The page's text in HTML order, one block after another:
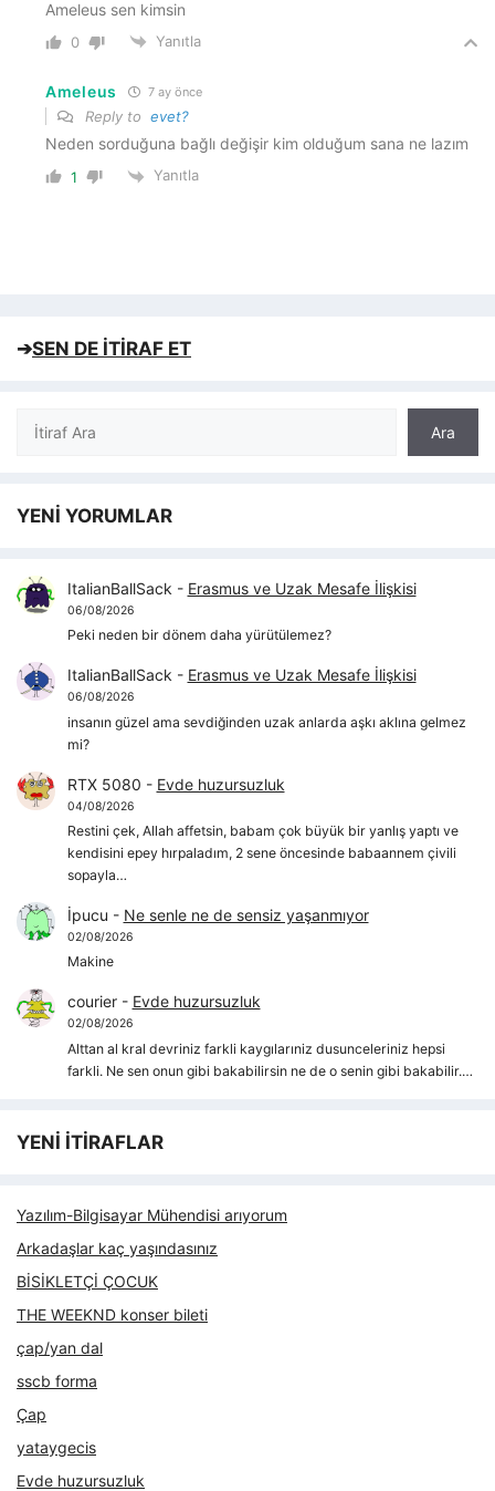
Ameleus sen kimsin
0 Yanıtla
Ameleus 7 ay önce
Reply to evet?
Neden sorduğuna bağlı değişir kim olduğum sana ne lazım
1 Yanıtla
➔SEN DE İTİRAF ET
Ara
Ara
YENİ YORUMLAR
ItalianBallSack - Erasmus ve Uzak Mesafe İlişkisi
06/08/2026
Peki neden bir dönem daha yürütülemez?
ItalianBallSack - Erasmus ve Uzak Mesafe İlişkisi
06/08/2026
insanın güzel ama sevdiğinden uzak anlarda aşkı aklına gelmez
mi?
RTX 5080 - Evde huzursuzluk
04/08/2026
Restini çek, Allah affetsin, babam çok büyük bir yanlış yaptı ve
kendisini epey hırpaladım, 2 sene öncesinde babaannem çivili
sopayla…
İpucu - Ne senle ne de sensiz yaşanmıyor
02/08/2026
Makine
courier- Evde huzursuzluk
02/08/2026
Alttan al kral devriniz farkli kaygılarıniz dusunceleriniz hepsi
farkli. Ne sen onun gibi bakabilirsin ne de o senin gibi bakabilir.…
YENİ İTİRAFLAR
Yazılım-Bilgisayar Mühendisi arıyorum
Arkadaşlar kaç yaşındasınız
BİSİKLETÇİ ÇOCUK
THE WEEKND konser bileti
çap/yan dal
sscb forma
Çap
yataygecis
Evde huzursuzluk